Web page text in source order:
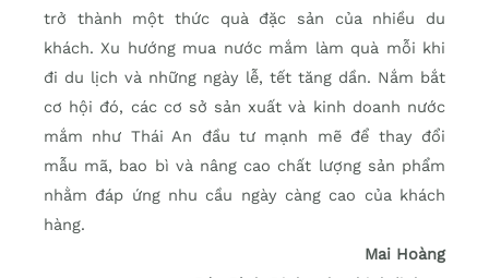
trở thành một thức quà đặc sản của nhiều du
khách. Xu hướng mua nước mắm làm quà mỗi khi
đi du lịch và những ngày lễ, tết tăng dần. Nắm bắt
cơ hội đó, các cơ sở sản xuất và kinh doanh nước
mắm như Thái An đầu tư mạnh mẽ để thay đổi
mẫu mã, bao bì và nâng cao chất lượng sản phẩm
nhằm đáp ứng nhu cầu ngày càng cao của khách
hàng.
Mai Hoàng